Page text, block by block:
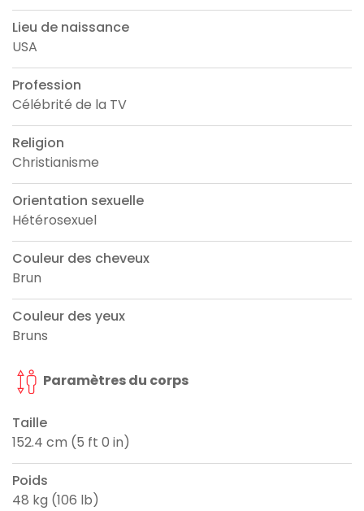
Lieu de naissance
USA
Profession
Célébrité de la TV
Religion
Christianisme
Orientation sexuelle
Hétérosexuel
Couleur des cheveux
Brun
Couleur des yeux
Bruns
Paramètres du corps
Taille
152.4 cm (5 ft 0 in)
Poids
48 kg (106 lb)